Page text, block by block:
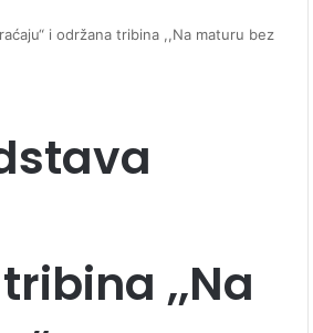
i održana tribina ,,Na maturu bez
,,Na